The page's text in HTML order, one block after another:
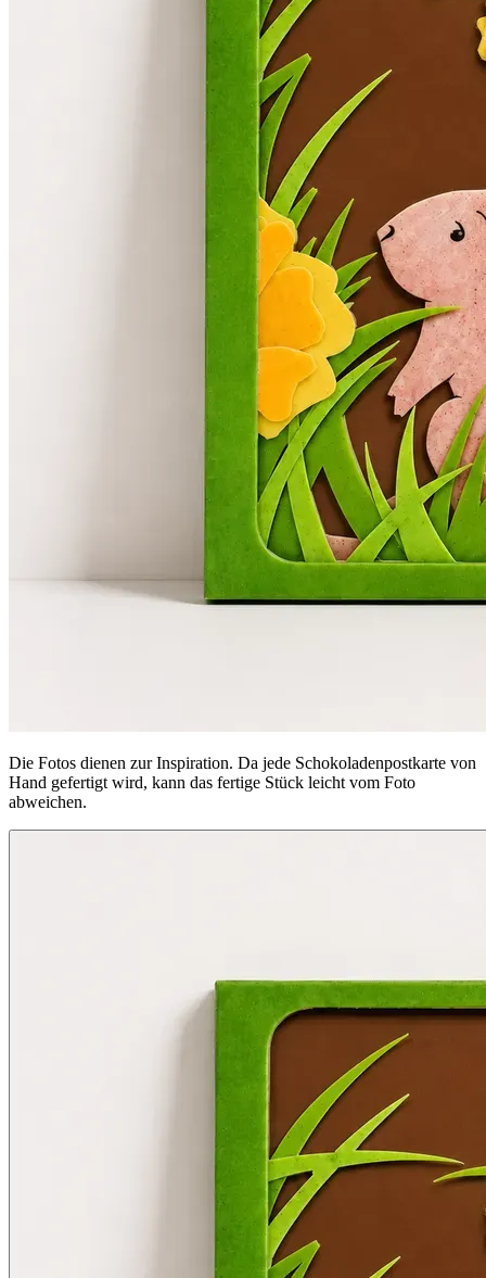
Die Fotos dienen zur Inspiration. Da jede Schokoladenpostkarte von
Hand gefertigt wird, kann das fertige Stück leicht vom Foto
abweichen.